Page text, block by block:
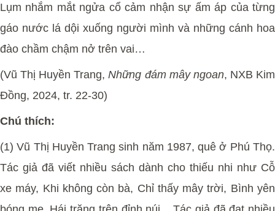
Lụm nhắm mắt ngửa cổ cảm nhận sự ấm áp của từng
gáo nước lá dội xuống người mình và những cánh hoa
đào chầm chậm nở trên vai…
(Vũ Thị Huyền Trang,Những đám mây ngoan, NXB Kim
Đồng, 2024, tr. 22-30)
Chú thích:
(1) Vũ Thị Huyền Trang sinh năm 1987, quê ở Phú Thọ.
Tác giả đã viết nhiều sách dành cho thiếu nhi như Cỗ
xe máy, Khi không còn bà, Chỉ thấy mây trời, Bình yên